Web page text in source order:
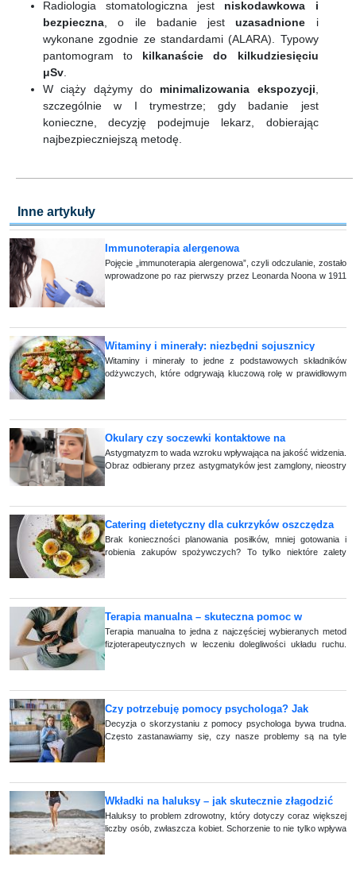
Radiologia stomatologiczna jest niskodawkowa i
bezpieczna , o ile badanie jestuzasadnione i
wykonane zgodnie ze standardami (ALARA). Typowy
pantomogram to kilkanaście do kilkudziesięciu
μSv
W ciąży dążymy do minimalizowania ekspozycji
szczególnie w I trymestrze; gdy badanie jest
konieczne, decyzję podejmuje lekarz, dobierając
najbezpieczniejszą metodę.
Inne artykuły
Immunoterapia alergenowa
Pojęcie „immunoterapia alergenowa”, czyli odczulanie, zostało
wprowadzone po raz pierwszy przez Leonarda Noona w 1911
Witaminy i minerały: niezbędni sojusznicy
naszego organizmu
Witaminy i minerały to jedne z podstawowych składników
odżywczych, które odgrywają kluczową rolę w prawidłowym
Okulary czy soczewki kontaktowe na
astygmatyzm?
Astygmatyzm to wada wzroku wpływająca na jakość widzenia.
Obraz odbierany przez astygmatyków jest zamglony, nieostry
Catering dietetyczny dla cukrzyków oszczędza
czas? Zobacz, jak gotowe posiłki ułatwiają
kontrolę glikemii!
Brak konieczności planowania posiłków, mniej gotowania i
robienia zakupów spożywczych? To tylko niektóre zalety
Terapia manualna – skuteczna pomoc w
dolegliwościach układu ruchu
Terapia manualna to jedna z najczęściej wybieranych metod
fizjoterapeutycznych w leczeniu dolegliwości układu ruchu.
Czy potrzebuję pomocy psychologa? Jak
rozpoznać moment, kiedy warto skonsultować
się ze specjalistą?
Decyzja o skorzystaniu z pomocy psychologa bywa trudna.
Często zastanawiamy się, czy nasze problemy są na tyle
Wkładki na haluksy – jak skutecznie złagodzić
dolegliwości związane z haluksami?
Haluksy to problem zdrowotny, który dotyczy coraz większej
liczby osób, zwłaszcza kobiet. Schorzenie to nie tylko wpływa